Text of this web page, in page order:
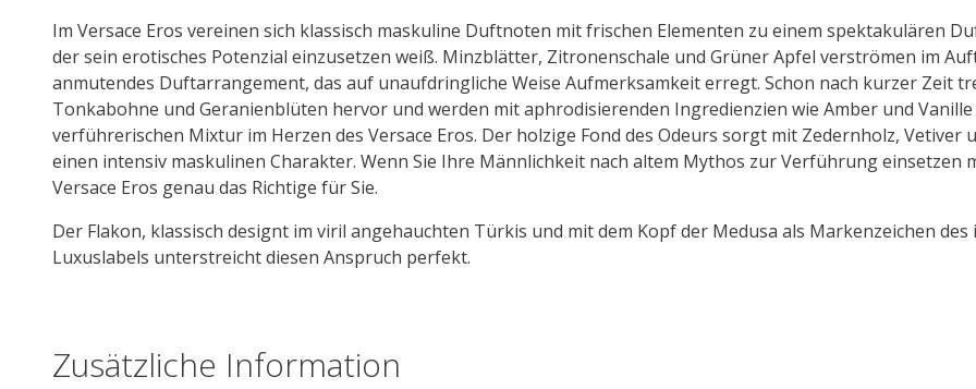
Im Versace Eros vereinen sich klassisch maskuline Duftnoten mit frischen Elementen zu einem spektakulären
der sein erotisches Potenzial einzusetzen weiß. Minzblätter, Zitronenschale und Grüner Apfel verströmen im
anmutendes Duftarrangement, das auf unaufdringliche Weise Aufmerksamkeit erregt. Schon nach kurzer Zeit
Tonkabohne und Geranienblüten hervor und werden mit aphrodisierenden Ingredienzien wie Amber und
verführerischen Mixtur im Herzen des Versace Eros. Der holzige Fond des Odeurs sorgt mit Zedernholz, Vetiver
einen intensiv maskulinen Charakter. Wenn Sie Ihre Männlichkeit nach altem Mythos zur Verführung einsetzen
Versace Eros genau das Richtige für Sie.
Der Flakon, klassisch designt im viril angehauchten Türkis und mit dem Kopf der Medusa als Markenzeichen des
Luxuslabels unterstreicht diesen Anspruch perfekt.
Zusätzliche Information